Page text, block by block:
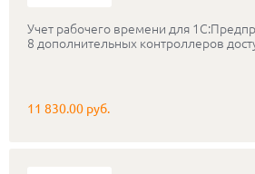
Учет рабочего времени для
8 дополнительных контроллеров
11 830.00 руб.